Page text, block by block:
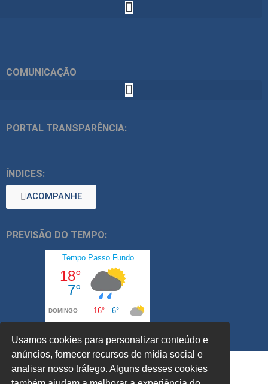
COMUNICAÇÃO
PORTAL TRANSPARÊNCIA:
ÍNDICES:
ACOMPANHE
PREVISÃO DO TEMPO:
Usamos cookies para personalizar conteúdo e
anúncios, fornecer recursos de mídia social e
analisar nosso tráfego. Alguns desses cookies